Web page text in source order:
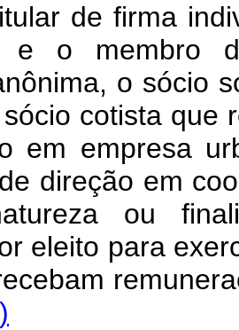
de firma
e o membro
o sócio
cotista que
em empresa
direção em
ou
eleito para